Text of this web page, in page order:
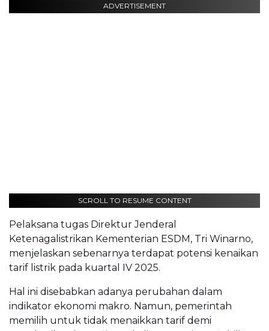
ADVERTISEMENT
SCROLL TO RESUME CONTENT
Pelaksana tugas Direktur Jenderal
Ketenagalistrikan Kementerian ESDM, Tri Winarno,
menjelaskan sebenarnya terdapat potensi kenaikan
tarif listrik pada kuartal IV 2025.
Hal ini disebabkan adanya perubahan dalam
indikator ekonomi makro. Namun, pemerintah
memilih untuk tidak menaikkan tarif demi